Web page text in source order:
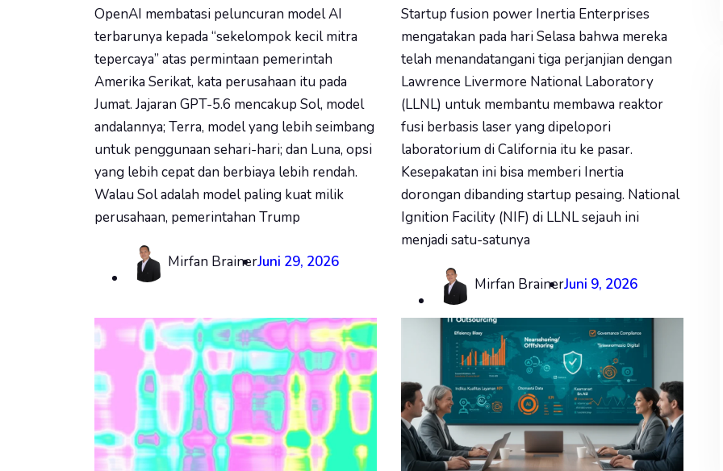
OpenAI membatasi peluncuran model AI
terbarunya kepada “sekelompok kecil mitra
tepercaya” atas permintaan pemerintah
Amerika Serikat, kata perusahaan itu pada
Jumat. Jajaran GPT-5.6 mencakup Sol, model
andalannya; Terra, model yang lebih seimbang
untuk penggunaan sehari-hari; dan Luna, opsi
yang lebih cepat dan berbiaya lebih rendah.
Walau Sol adalah model paling kuat milik
perusahaan, pemerintahan Trump
Mirfan BrainerJuni 29, 2026
Startup fusion power Inertia Enterprises
mengatakan pada hari Selasa bahwa mereka
telah menandatangani tiga perjanjian dengan
Lawrence Livermore National Laboratory
(LLNL) untuk membantu membawa reaktor
fusi berbasis laser yang dipelopori
laboratorium di California itu ke pasar.
Kesepakatan ini bisa memberi Inertia
dorongan dibanding startup pesaing. National
Ignition Facility (NIF) di LLNL sejauh ini
menjadi satu-satunya
Mirfan BrainerJuni 9, 2026